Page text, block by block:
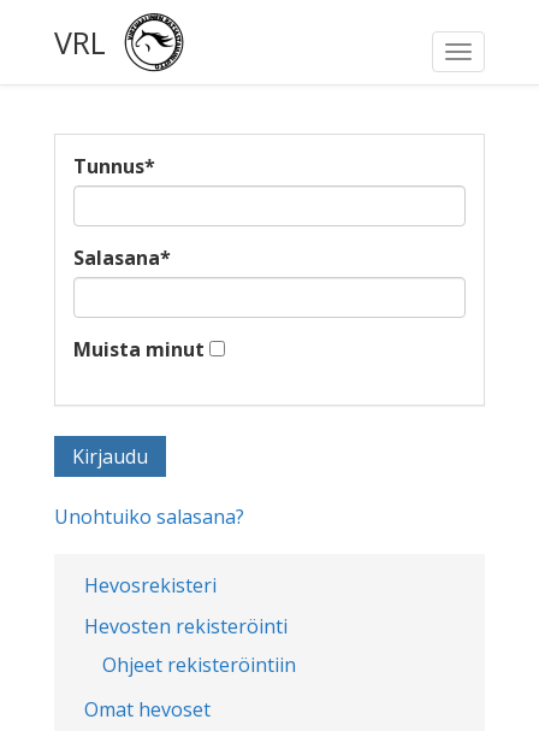
Toggle
VRL
Hevosrekisteri
Hevosten rekisteröinti
Ohjeet rekisteröintiin
Omat hevoset
Tunnus*
Salasana*
Muista minut
Unohtuiko salasana?